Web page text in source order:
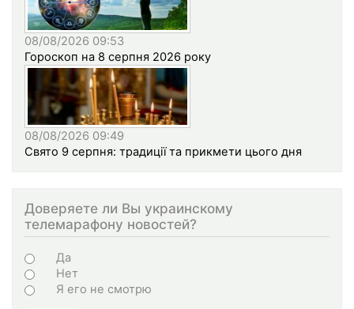
08/08/2026 09:53
Гороскоп на 8 серпня 2026 року
08/08/2026 09:49
Свято 9 серпня: традиції та прикмети цього дня
Доверяете ли Вы украинскому
телемарафону новостей?
Варіанти
Да
Нет
Я его не смотрю